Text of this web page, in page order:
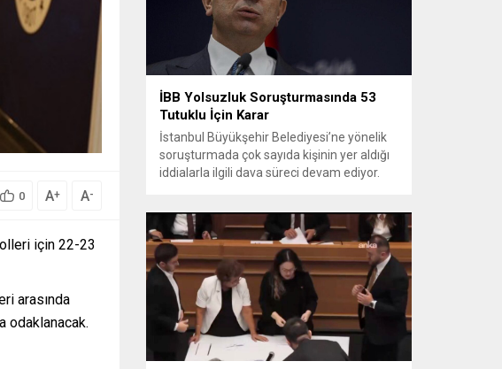
0 A+ A-
için 22-23
arasında
odaklanacak.
mücadele, bölgesel istikrar,...
İBB Yolsuzluk Soruşturmasında 53
Tutuklu İçin Karar
İstanbul Büyükşehir Belediyesi’ne yönelik
soruşturmada çok sayıda kişinin yer aldığı
iddialarla ilgili dava süreci devam ediyor.
değerlendirdi. İnceleme sonucunda,
aralarında Ekrem İmamoğlu’nun da
bulunduğu 53 tutuklu hakkında tutukluluk
hallerinin sürdürülmesine karar verildi.
İddialar ve değerlendirilen talepler
Soruşturma kapsamında sanıklara
yöneltilen...